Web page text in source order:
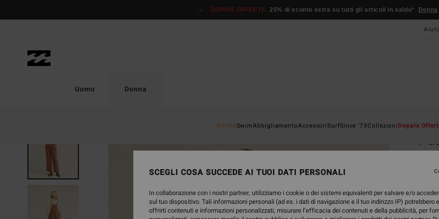
prodotto
DOPPIA OFFERTA 25% di sconto extra su tutti gli articoli in saldo* Donna
Uomo Donna
NovitàSwimAbbigliamentoAccessoriSurfSince '73CollezioniDoppia
SCEGLI COSA SUCCEDE AI TUOI DATI PERSONALI
In collaborazione con i nostri partner, utilizziamo i cookie o dei sistemi equivalenti per salvare e/o
sul tuo dispositivo. Tali informazioni personali (ad es. i dati di navigazione e il tuo indirizzo IP) potrebbero
offrirti contenuti e informazioni personalizzati, misurare l’efficacia dei contenuti e della pubblicità, per